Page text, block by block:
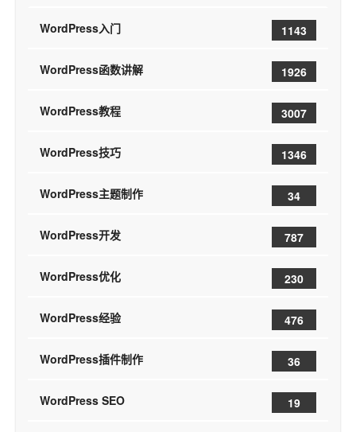
WordPress入门 1143
WordPress函数讲解 1926
WordPress教程 3007
WordPress技巧 1346
WordPress主题制作 34
WordPress开发 787
WordPress优化 230
WordPress经验 476
WordPress插件制作 36
WordPress SEO 19